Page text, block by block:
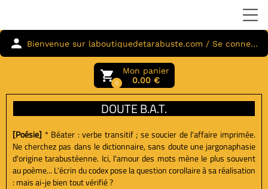
person Bienvenue sur laboutiquedetarabuste.com / Se connecter
local_grocery_store0
Mon panier
0.00 €
DOUTE B.A.T.
[Poésie] * Béater : verbe transitif ; se soucier de l'affaire imprimée.
Ne cherchez pas dans le dictionnaire, sans doute une jargonaphasie
d'origine tarabustéenne. Ici, l'amour des mots mène le plus souvent
au poème... L'écrin du codex pose la question corollaire à sa réalisation
: mais ai-je bien tout vérifié ?